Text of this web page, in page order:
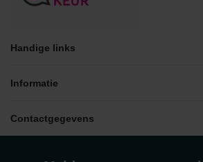
Handige links
Informatie
Contactgegevens